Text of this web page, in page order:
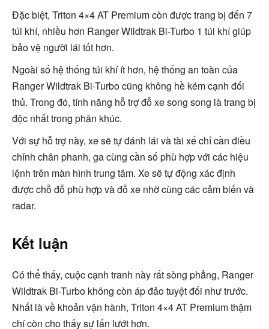
Đặc biệt, Triton 4×4 AT Premium còn được trang bị đến 7
túi khí, nhiều hơn Ranger Wildtrak Bi-Turbo 1 túi khí giúp
bảo vệ người lái tốt hơn.
Ngoài số hệ thống túi khí ít hơn, hệ thống an toàn của
Ranger Wildtrak Bi-Turbo cũng không hề kém cạnh đối
thủ. Trong đó, tính năng hỗ trợ đỗ xe song song là trang bị
độc nhất trong phân khúc.
Với sự hỗ trợ này, xe sẽ tự đánh lái và tài xế chỉ cần điều
chỉnh chân phanh, ga cùng cần số phù hợp với các hiệu
lệnh trên màn hình trung tâm. Xe sẽ tự động xác định
được chỗ đỗ phù hợp và đỗ xe nhờ cùng các cảm biến và
radar.
Kết luận
Có thể thấy, cuộc cạnh tranh này rất sòng phẳng, Ranger
Wildtrak Bi-Turbo không còn áp đảo tuyệt đối như trước.
Nhất là về khoản vận hành, Triton 4×4 AT Premium thậm
chí còn cho thấy sự lấn lướt hơn.